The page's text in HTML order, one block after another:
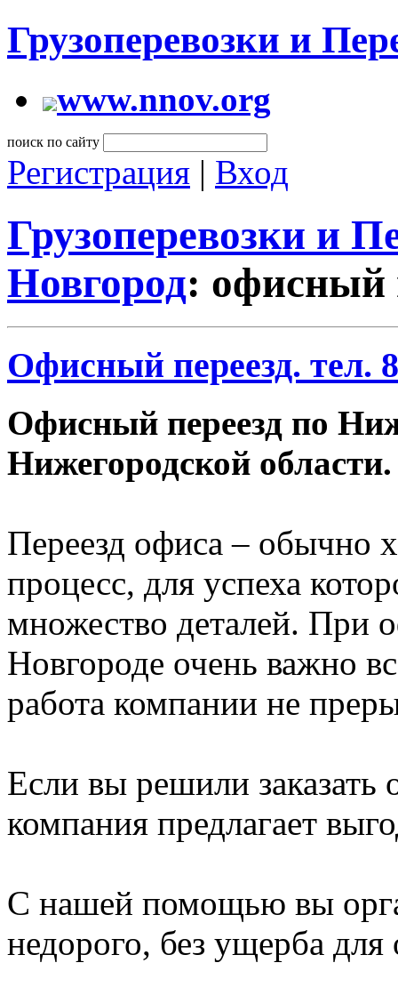
Грузоперевозки и
www.nnov.org
поиск по сайту
Регистрация | Вход
Грузоперевозки и
Новгород: офисный
Офисный переезд. тел.
Офисный переезд по
Нижегородской области.
Переезд офиса – обычно
процесс, для успеха
множество деталей. При
Новгороде очень важно
работа компании не
Если вы решили
компания предлагает
С нашей помощью вы
недорого, без ущерба